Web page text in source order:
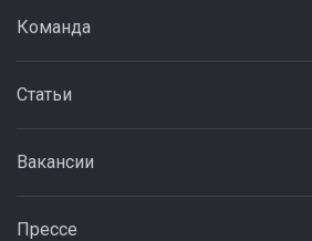
Команда
Статьи
Вакансии
Прессе